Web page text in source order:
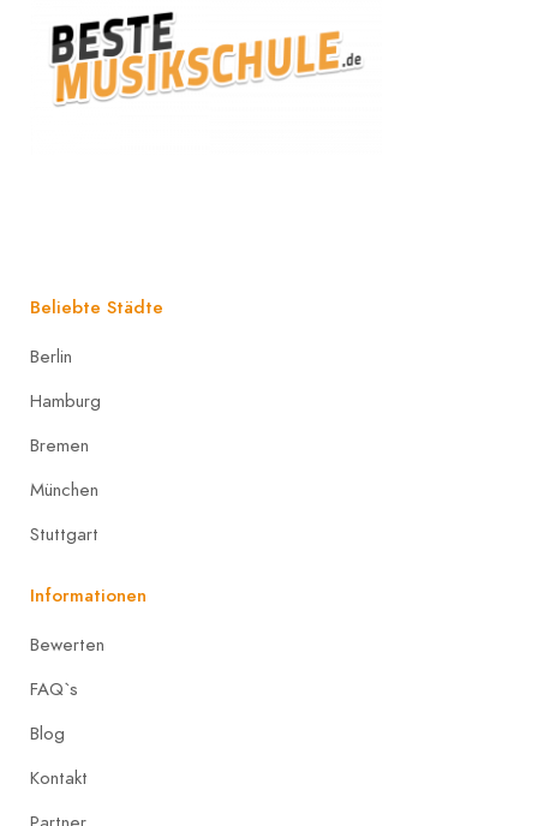
Beliebte Städte
Berlin
Hamburg
Bremen
München
Stuttgart
Informationen
Bewerten
FAQ`s
Blog
Kontakt